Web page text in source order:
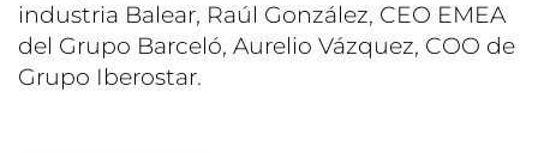
industria Balear, Raúl González, CEO EMEA
del Grupo Barceló, Aurelio Vázquez, COO de
Grupo Iberostar.